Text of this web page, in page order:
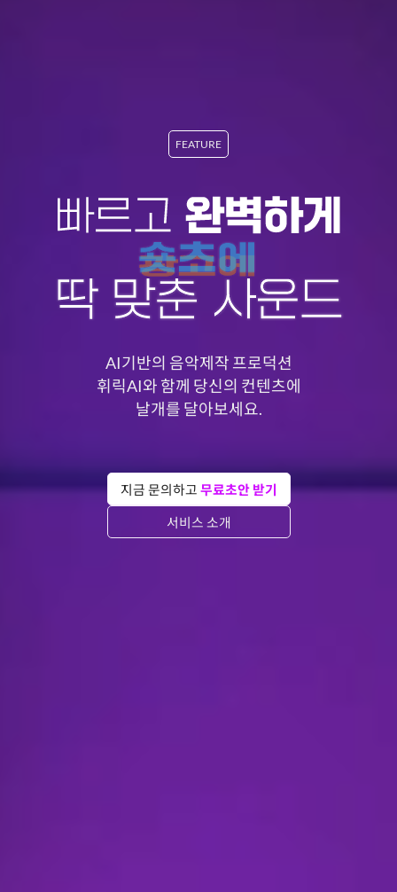
FEATURE
AI기반의 음악제작 프로덕션
휘릭AI와 함께 당신의 컨텐츠에
날개를 달아보세요.
지금 문의하고 무료초안 받기
서비스 소개